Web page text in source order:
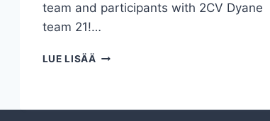
team and participants with 2CV Dyane
team 21!…
LUE LISÄÄ ARCTIC